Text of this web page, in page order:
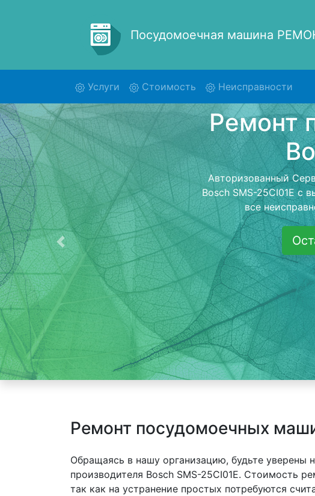
Посудомоечная машина
Услуги (current)Стоимость Неисправности
Ремонт
SMS-
Ремонт
обратно - с
посудомоечную
стоимость ремонта
Предыдущая
Ремонт посудомоечных
Обращаясь в нашу организацию, будьте
производителя Bosch SMS-25CI01E. Стоимость
так как на устранение простых потребуются